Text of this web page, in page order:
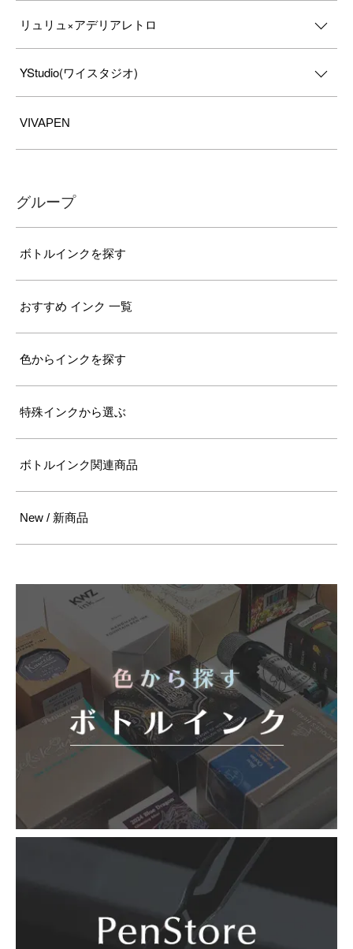
リュリュ×アデリアレトロ
YStudio(ワイスタジオ)
VIVAPEN
グループ
ボトルインクを探す
おすすめ インク 一覧
色からインクを探す
特殊インクから選ぶ
ボトルインク関連商品
New / 新商品